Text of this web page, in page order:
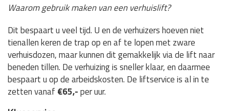
Waarom gebruik maken van een verhuislift?
Dit bespaart u veel tijd. U en de verhuizers hoeven niet
tienallen keren de trap op en af te lopen met zware
verhuisdozen, maar kunnen dit gemakkelijk via de lift naar
beneden tillen. De verhuizing is sneller klaar, en daarmee
bespaart u op de arbeidskosten. De liftservice is al in te
zetten vanaf €65,-per uur.